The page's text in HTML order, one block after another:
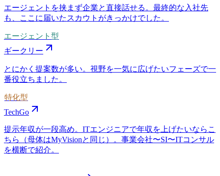
エージェントを挟まず企業と直接話せる。最終的な入社先
も、ここに届いたスカウトがきっかけでした。
エージェント型
ギークリー
とにかく提案数が多い。視野を一気に広げたいフェーズで一
番役立ちました。
特化型
TechGo
提示年収が一段高め。ITエンジニアで年収を上げたいならこ
ちら（母体はMyVisionと同じ）。事業会社〜SI〜ITコンサル
を横断で紹介。